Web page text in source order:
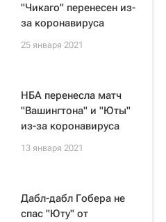
"Чикаго" перенесен из-
за коронавируса
25 января 2021
НБА перенесла матч
"Вашингтона" и "Юты"
из-за коронавируса
13 января 2021
Дабл-дабл Гобера не
спас "Юту" от